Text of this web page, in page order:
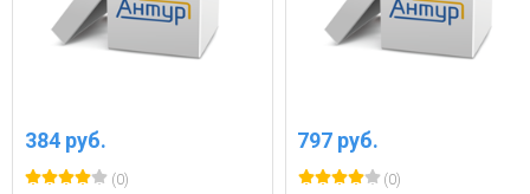
384 руб.
(0)
797 руб.
(0)